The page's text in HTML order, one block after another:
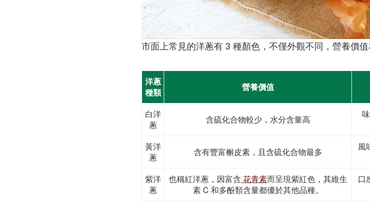
市面上常見的洋蔥有 3 種顏色，不僅外觀不同，營養價
洋蔥
種類
營養價值
白洋
蔥
含硫化合物較少，水分含量高
黃洋
蔥
含有豐富槲皮素，且含硫化合物最多
風
紫洋
蔥
也稱紅洋蔥，因富含 花青素而呈現紫紅色，其維生
素 C 和多酚類含量都優於其他品種。
口